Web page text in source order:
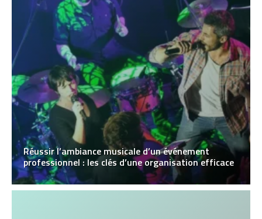
Réussir l’ambiance musicale d’un événement
professionnel : les clés d’une organisation efficace